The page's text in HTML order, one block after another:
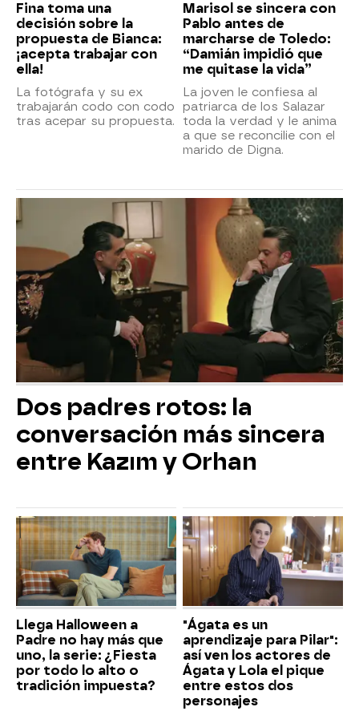
Fina toma una
decisión sobre la
propuesta de Bianca:
¡acepta trabajar con
ella!
La fotógrafa y su ex
trabajarán codo con codo
tras acepar su propuesta.
Marisol se sincera con
Pablo antes de
marcharse de Toledo:
“Damián impidió que
me quitase la vida”
La joven le confiesa al
patriarca de los Salazar
toda la verdad y le anima
a que se reconcilie con el
marido de Digna.
Dos padres rotos: la
conversación más sincera
entre Kazım y Orhan
Llega Halloween a
Padre no hay más que
uno, la serie: ¿Fiesta
por todo lo alto o
tradición impuesta?
"Ágata es un
aprendizaje para Pilar":
así ven los actores de
Ágata y Lola el pique
entre estos dos
personajes